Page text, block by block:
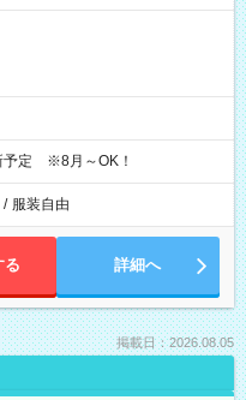
定 ※8月～OK！
/ 服装自由
る 詳細へ
掲載日：2026.08.05